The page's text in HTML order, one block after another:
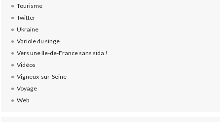
Tourisme
Twitter
Ukraine
Variole du singe
Vers une Ile-de-France sans sida !
Vidéos
Vigneux-sur-Seine
Voyage
Web